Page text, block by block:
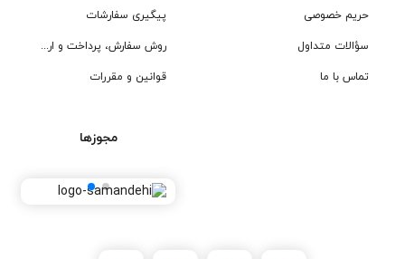
حریم خصوصی
سؤالات متداول
تماس با ما
پیگیری سفارشات
روش سفارش، پرداخت و ارسال
قوانین و مقررات
مجوزها